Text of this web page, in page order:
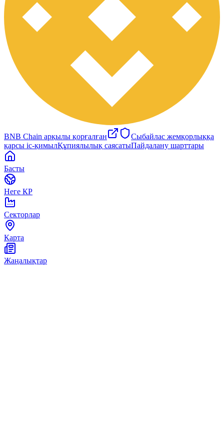
BNB Chain арқылы қорғалған
Сыбайлас жемқорлыққа
қарсы іс-қимылҚұпиялылық саясатыПайдалану шарттары
Басты
Неге КР
Секторлар
Карта
Жаңалықтар